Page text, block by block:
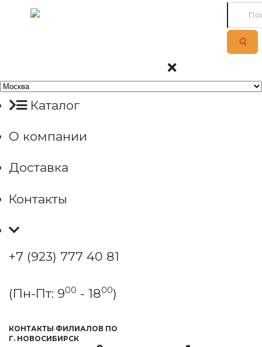
Каталог
О компании
Доставка
Контакты
+7 (923) 777 40 81
(Пн-Пт: 900 - 1800)
КОНТАКТЫ ФИЛИАЛОВ ПО
Г. НОВОСИБИРСК